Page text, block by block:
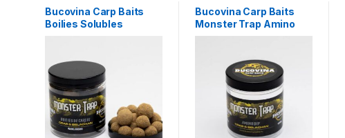
Bucovina Carp Baits
Boilies Solubles
Bucovina Carp Baits
Monster Trap Amino
Dip